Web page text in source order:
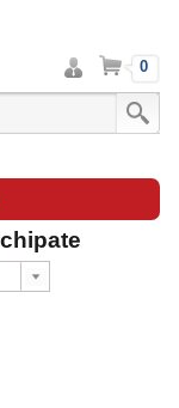
Intra
in
cont
Cos 0